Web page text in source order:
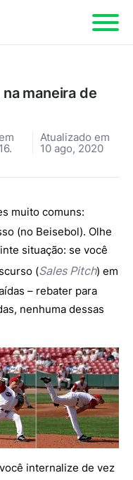
maneira de
Atualizado em
10 ago, 2020
muito comuns:
(no Beisebol). Olhe
situação: se você
(Sales Pitch) em
– rebater para
nenhuma dessas
internalize de vez